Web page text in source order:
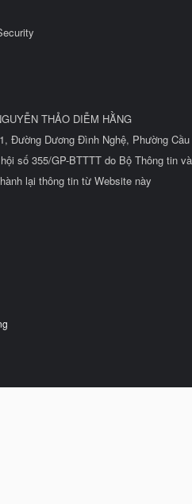
THẢO DIỄM HẰNG
Đường Dương Đình Nghệ, Phường
số 355/GP-BTTTT do Bộ Thông tin
lại thông tin từ Website này